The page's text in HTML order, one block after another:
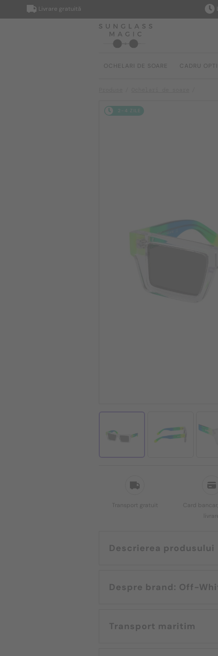
Livrare gratuită
OCHELARI DE SOARE CADRU
2-4 ZILE
Transport gratuit
Card
Descrierea produsului
Despre brand: Off-
Transport maritim